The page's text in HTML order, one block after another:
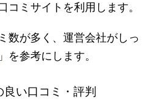
コミサイトを利用します。
数が多く、運営会社がしっ
」を参考にします。
い口コミ・評判